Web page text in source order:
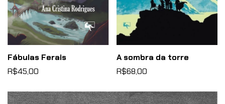
Fábulas Ferais
R$45,00
A sombra da torre
R$68,00